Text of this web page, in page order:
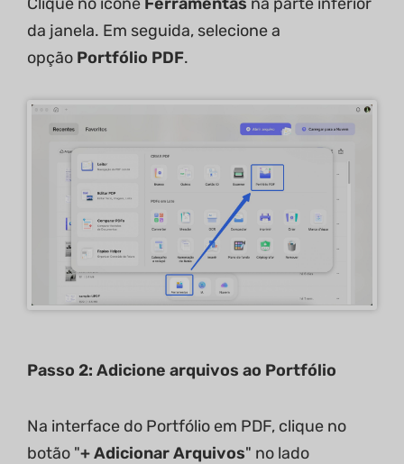
da janela. Em seguida, selecione a
opção Portfólio PDF.
Passo 2: Adicione arquivos ao Portfólio
Na interface do Portfólio em PDF, clique no
botão "+ Adicionar Arquivos" no lado